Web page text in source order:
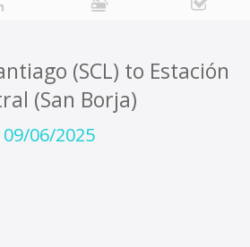
(SCL) to Estación
(San Borja)
09/06/2025